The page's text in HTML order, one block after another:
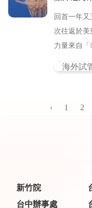
回首一年
次往返於
力量來自「
海外試
‹ 1 2
新竹院
台中辦事處